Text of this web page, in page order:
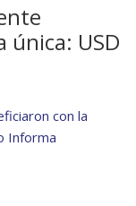
USD
con la
Informa